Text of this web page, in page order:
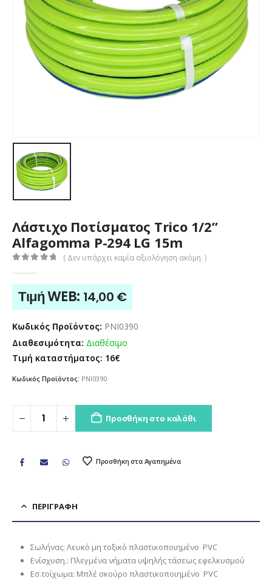
Λάστιχο Ποτίσματος Trico 1/2”
Αlfagomma P-294 LG 15m
( Δεν υπάρχει καμία αξιολόγηση ακόμη. )
Τιμή WEB: 14,00 €
Κωδικός Προϊόντος: PNI0390
Διαθεσιμότητα: Διαθέσιμο
Τιμή καταστήματος: 16€
Κωδικός Προϊόντος: PNI0390
Προσθήκη στο καλάθι
Προσθήκη στα Αγαπημένα
ΠΕΡΙΓΡΑΦΉ
Σωλήνας: Λευκό μη τοξικό πλαστικοποιημένο PVC
Ενίσχυση.: Πλεγμένα νήματα υψηλής τάσεως εφελκυσμού
Εσ.τοίχωμα: Μπλέ σκούρο πλαστικοποιημένο PVC